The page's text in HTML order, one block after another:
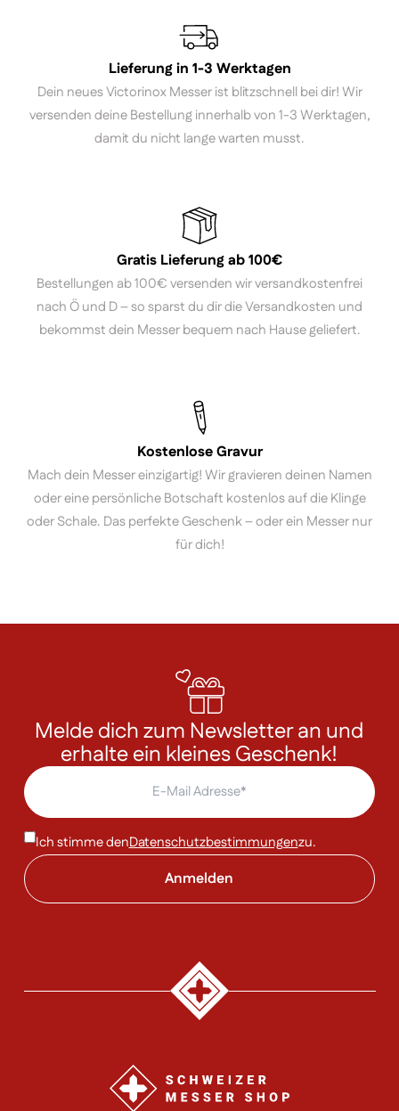
Lieferung in 1-3 Werktagen
Dein neues Victorinox Messer ist blitzschnell bei dir! Wir
versenden deine Bestellung innerhalb von 1-3 Werktagen,
damit du nicht lange warten musst.
Gratis Lieferung ab 100€
Bestellungen ab 100€ versenden wir versandkostenfrei
nach Ö und D – so sparst du dir die Versandkosten und
bekommst dein Messer bequem nach Hause geliefert.
Kostenlose Gravur
Mach dein Messer einzigartig! Wir gravieren deinen Namen
oder eine persönliche Botschaft kostenlos auf die Klinge
oder Schale. Das perfekte Geschenk – oder ein Messer nur
für dich!
Melde dich zum Newsletter an und
erhalte ein kleines Geschenk!
Ich stimme denDatenschutzbestimmungenzu.